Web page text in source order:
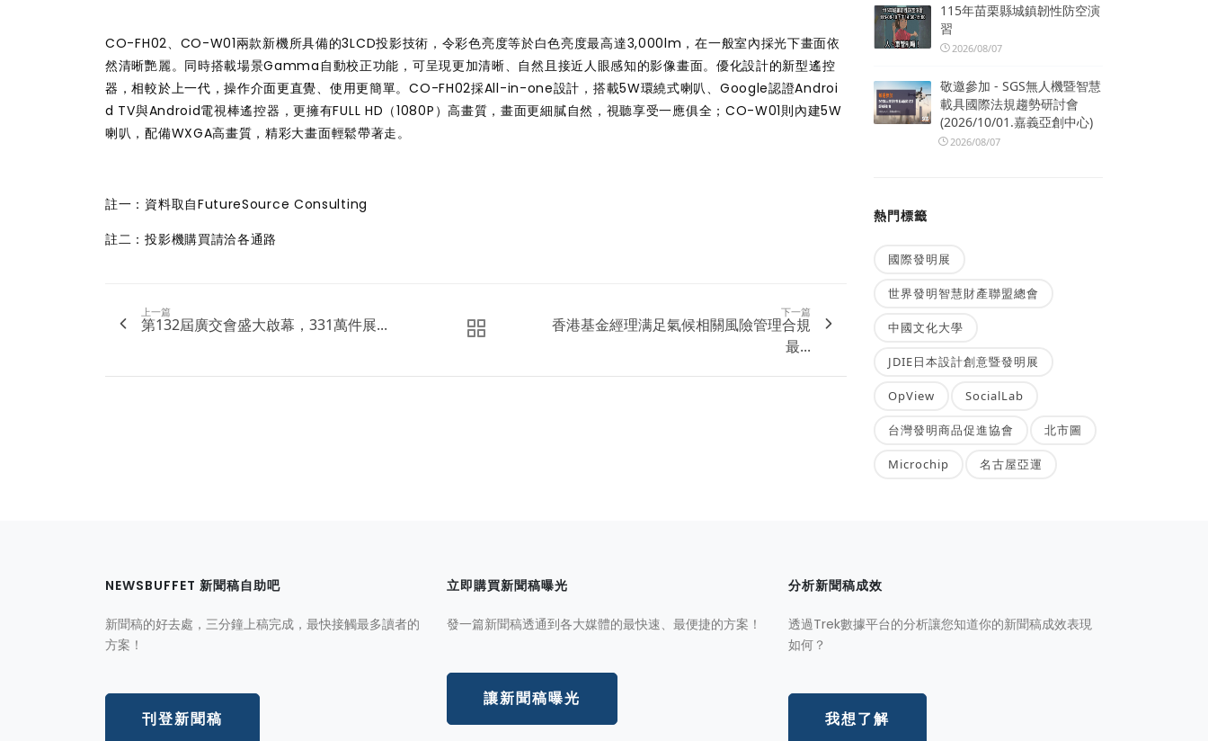
CO-FH02、CO-W01兩款新機所具備的3LCD投影技術，令彩色亮度等於白色亮度最高達3,000lm，在一般室內採光下畫面依
然清晰艷麗。同時搭載場景Gamma自動校正功能，可呈現更加清晰、自然且接近人眼感知的影像畫面。優化設計的新型遙控
器，相較於上一代，操作介面更直覺、使用更簡單。CO-FH02採All-in-one設計，搭載5W環繞式喇叭、Google認證Androi
d TV與Android電視棒遙控器，更擁有FULL HD（1080P）高畫質，畫面更細膩自然，視聽享受一應俱全；CO-W01則內建5W
喇叭，配備WXGA高畫質，精彩大畫面輕鬆帶著走。
註一：資料取自FutureSource Consulting
註二：投影機購買請洽各通路
上一篇
第132屆廣交會盛大啟幕，331萬件展...
下一篇
香港基金經理满足氣候相關風險管理合規
最...
115年苗栗縣城鎮韌性防空演
習
2026/08/07
敬邀參加 - SGS無人機暨智慧
載具國際法規趨勢研討會
(2026/10/01.嘉義亞創中心)
2026/08/07
熱門標籤
國際發明展
世界發明智慧財產聯盟總會
中國文化大學
JDIE日本設計創意暨發明展
OpView SocialLab
台灣發明商品促進協會 北市圖
Microchip 名古屋亞運
NEWSBUFFET 新聞稿自助吧
新聞稿的好去處，三分鐘上稿完成，最快接觸最多讀者的
方案！
刊登新聞稿
立即購買新聞稿曝光
發一篇新聞稿透通到各大媒體的最快速、最便捷的方案！
讓新聞稿曝光
分析新聞稿成效
透過Trek數據平台的分析讓您知道你的新聞稿成效表現
如何？
我想了解